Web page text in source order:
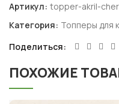
Артикул: topper-akril-
Категория: Топперы для
Поделиться
ПОХОЖИЕ